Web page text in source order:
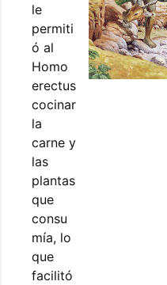
le
permiti
ó al
Homo
erectus
cocinar
la
carne y
las
plantas
que
consu
mía, lo
que
facilitó